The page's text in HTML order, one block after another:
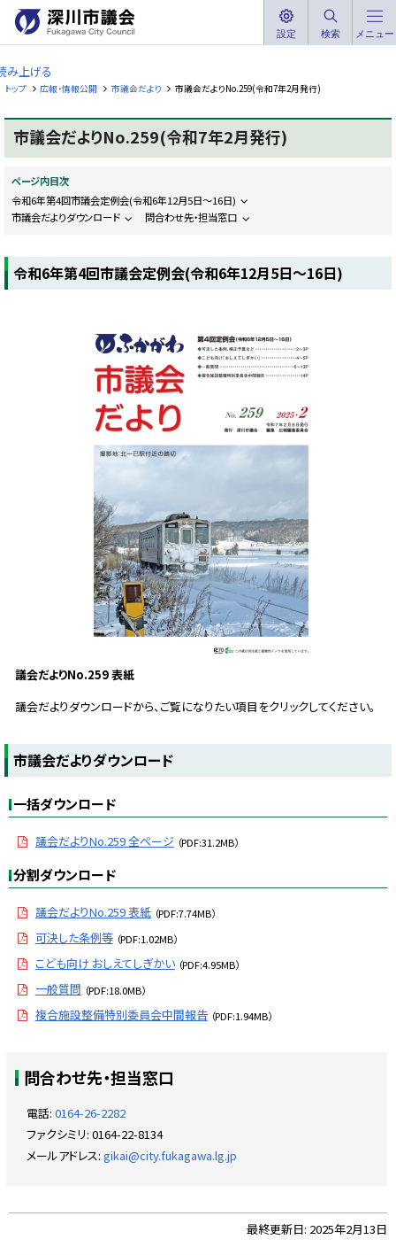
へ
メ
ニ
ュ
へ
深
川
市
議
会
u
a
g
a
w
設定 検索 メニュー
み上げる
トップ 広報・情報公開 市議会だより 市議会だよりNo.259(令和7年2月発行)
市議会だよりNo.259(令和7年2月発行)
ページ内目次
令和6年第4回市議会定例会(令和6年12月5日〜16日)
市議会だよりダウンロード
問合わせ先・担当窓口
令和6年第4回市議会定例会(令和6年12月5日〜16日)
議会だよりNo.259 表紙
議会だよりダウンロードから、ご覧になりたい項目をクリックしてください。
ト
に
戻
市議会だよりダウンロード
一括ダウンロード
議会だよりNo.259 全ページ （PDF:31.2MB）
分割ダウンロード
議会だよりNo.259 表紙 （PDF:7.74MB）
可決した条例等 （PDF:1.02MB）
こども向け おしえてしぎかい （PDF:4.95MB）
一般質問 （PDF:18.0MB）
複合施設整備特別委員会中間報告 （PDF:1.94MB）
ッ 問合わせ先・担当窓口
電話: 0164-26-2282
ファクシミリ: 0164-22-8134
メールアドレス: gikai@city.fukagawa.lg.jp
最終更新日: 2025年2月13日